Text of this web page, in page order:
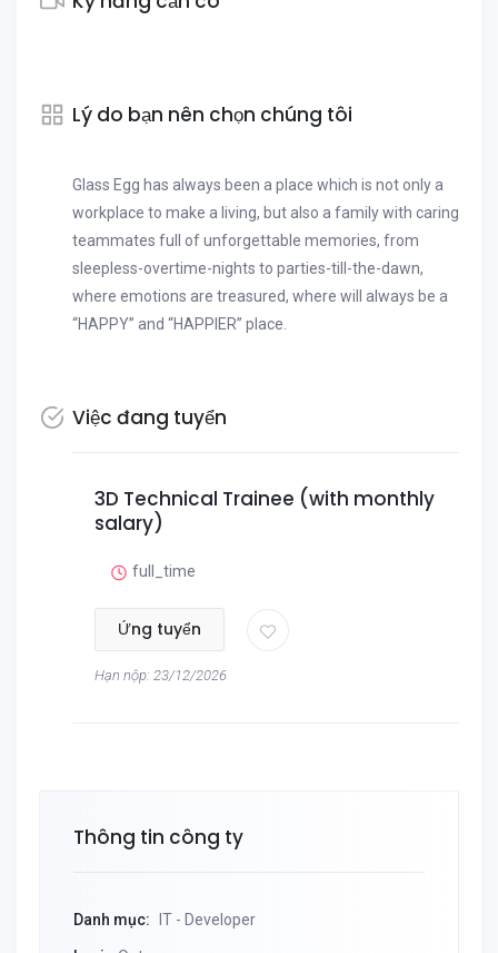
Lý do bạn nên chọn chúng tôi
Glass Egg has always been a place which is not only a
workplace to make a living, but also a family with caring
teammates full of unforgettable memories, from
sleepless-overtime-nights to parties-till-the-dawn,
where emotions are treasured, where will always be a
“HAPPY” and “HAPPIER” place.
Việc đang tuyển
3D Technical Trainee (with monthly
salary)
full_time
Ứng tuyển
Hạn nộp: 23/12/2026
Thông tin công ty
Danh mục: IT - Developer